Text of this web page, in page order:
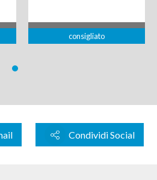
consigliato
Condividi Social